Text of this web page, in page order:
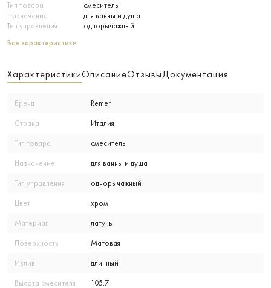
Тип товара
смеситель
Назначение
для ванны и душа
Тип управления
однорычажный
Все характеристики
ХарактеристикиОписаниеОтзывыДокументация
Бренд Remer
Страна Италия
Тип товара смеситель
Назначение для ванны и душа
Тип управления однорычажный
Цвет хром
Материал латунь
Поверхность Матовая
Излив длинный
Высота смесителя 105.7